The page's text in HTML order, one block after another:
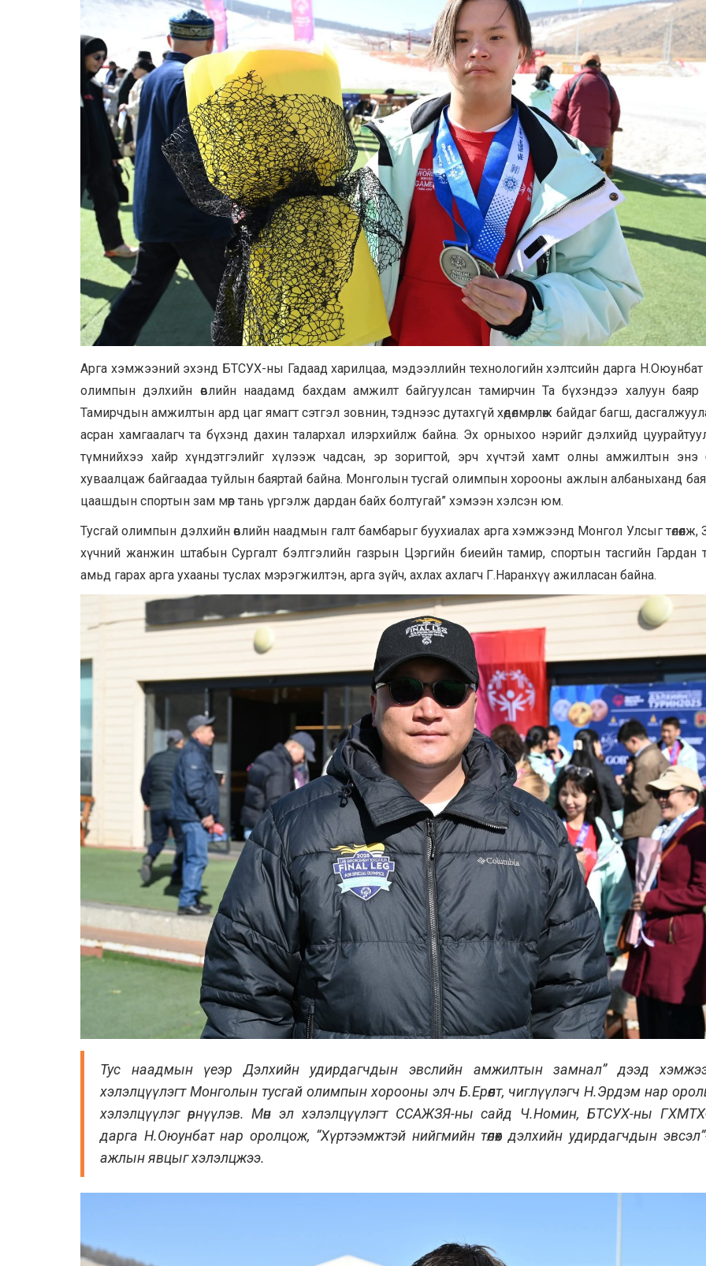
Арга хэмжээний эхэнд БТСУХ-ны Гадаад харилцаа, мэдээллийн технологийн хэлтсийн дарга Н.Оюунбат
олимпын дэлхийн өвлийн наадамд бахдам амжилт байгуулсан тамирчин Та бүхэндээ халуун баяр
Тамирчдын амжилтын ард цаг ямагт сэтгэл зовнин, тэднээс дутахгүй хөдөлмөрлөж байдаг багш,
асран хамгаалагч та бүхэнд дахин талархал илэрхийлж байна. Эх орныхоо нэрийг дэлхийд
түмнийхээ хайр хүндэтгэлийг хүлээж чадсан, эр зоригтой, эрч хүчтэй хамт олны амжилтын энэ
хуваалцаж байгаадаа туйлын баяртай байна. Монголын тусгай олимпын хорооны ажлын албаныханд
цаашдын спортын зам мөр тань үргэлж дардан байх болтугай” хэмээн хэлсэн юм.
Тусгай олимпын дэлхийн өвлийн наадмын галт бамбарыг буухиалах арга хэмжээнд Монгол Улсыг төлөөлж,
хүчний жанжин штабын Сургалт бэлтгэлийн газрын Цэргийн биеийн тамир, спортын тасгийн Гардан
амьд гарах арга ухааны туслах мэрэгжилтэн, арга зүйч, ахлах ахлагч Г.Наранхүү ажилласан байна.
Тус наадмын үеэр Дэлхийн удирдагчдын эвслийн амжилтын замнал” дээд
хэлэлцүүлэгт Монголын тусгай олимпын хорооны элч Б.Ерөөлт, чиглүүлэгч Н.Эрдэм нар
хэлэлцүүлэг өрнүүлэв. Мөн эл хэлэлцүүлэгт ССАЖЗЯ-ны сайд Ч.Номин, БТСУХ-ны
дарга Н.Оюунбат нар оролцож, “Хүртээмжтэй нийгмийн төлөөх дэлхийн удирдагчдын
ажлын явцыг хэлэлцжээ.